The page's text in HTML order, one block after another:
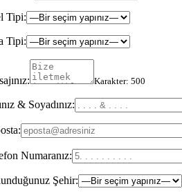
Tipi:
Tipi:
Karakter: 500
& Soyadınız:
Numaranız:
Şehir: